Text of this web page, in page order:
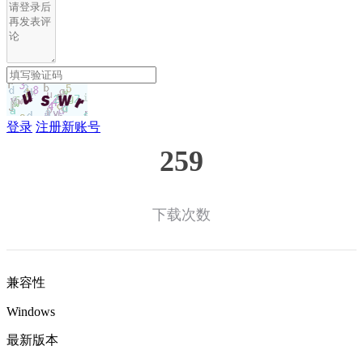
登录 注册新账号
259
下载次数
兼容性
Windows
最新版本